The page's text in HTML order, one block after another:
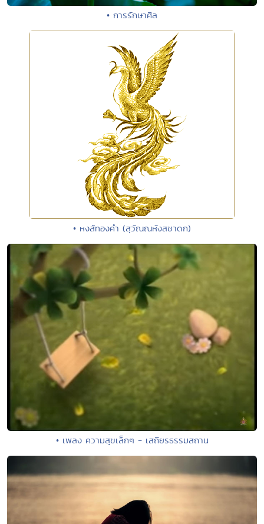
• การรักษาศีล
• หงส์ทองคำ (สุวัณณหังสชาดก)
• เพลง ความสุขเล็กๆ - เสถียรธรรมสถาน